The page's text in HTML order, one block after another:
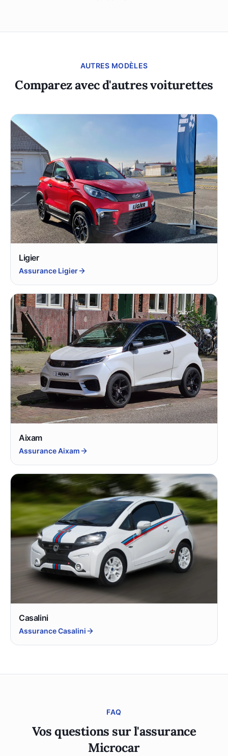
AUTRES MODÈLES
Comparez avec d'autres voiturettes
Ligier
Assurance Ligier
Aixam
Assurance Aixam
Casalini
Assurance Casalini
FAQ
Vos questions sur l'assurance
Microcar